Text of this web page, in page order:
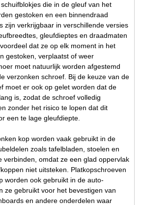
die in de gleuf van het
gestoken en een binnendraad
zijn verkrijgbaar in verschillende versies
gleufdieptes en draadmaten
dat ze op elk moment in het
gestoken, verplaatst of weer
moet natuurlijk worden afgestemd
verzonken schroef. Bij de keuze van de
moet er ook op gelet worden dat de
is, zodat de schroef volledig
zonder het risico te lopen dat dit
een te lage gleufdiepte.
kop worden vaak gebruikt in de
zoals tafelbladen, stoelen en
verbinden, omdat ze een glad oppervlak
niet uitsteken. Platkopschroeven
worden ook gebruikt in de auto-
ze gebruikt voor het bevestigen van
en andere onderdelen waar